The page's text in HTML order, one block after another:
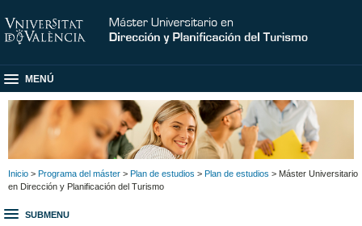
MENÚ
Inicio > Programa del máster > Plan de estudios > Plan de estudios > Máster Universitario
en Dirección y Planificación del Turismo
SUBMENU